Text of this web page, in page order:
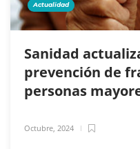
Actualidad
Sanidad
prevención de
personas
Octubre, 2024